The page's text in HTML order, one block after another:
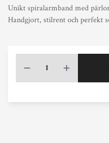
Unikt spiralarmband med
Handgjort, stilrent och perfekt